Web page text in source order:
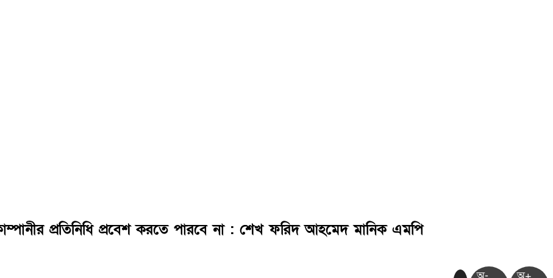
প্রতিনিধি প্রবেশ করতে পারবে না : শেখ ফরিদ আহমেদ মানিক এমপি